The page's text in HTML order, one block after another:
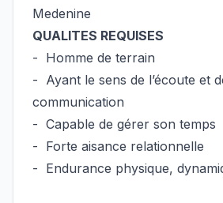
Medenine
QUALITES REQUISES
- Homme de terrain
- Ayant le sens de l’écoute et
communication
- Capable de gérer son temps
- Forte aisance relationnelle
- Endurance physique,